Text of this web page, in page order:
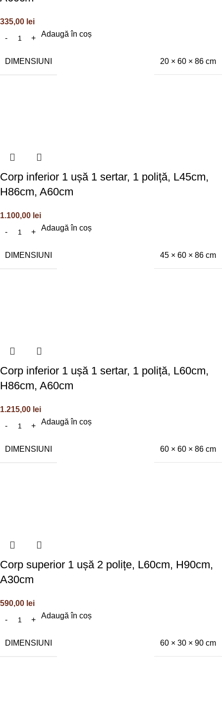
335,00 lei
Adaugă în coș
DIMENSIUNI 20 × 60 × 86 cm
Corp inferior 1 ușă 1 sertar, 1 poliță, L45cm,
H86cm, A60cm
1.100,00 lei
Adaugă în coș
DIMENSIUNI 45 × 60 × 86 cm
Corp inferior 1 ușă 1 sertar, 1 poliță, L60cm,
H86cm, A60cm
1.215,00 lei
Adaugă în coș
DIMENSIUNI 60 × 60 × 86 cm
Corp superior 1 ușă 2 polițe, L60cm, H90cm,
A30cm
590,00 lei
Adaugă în coș
DIMENSIUNI 60 × 30 × 90 cm